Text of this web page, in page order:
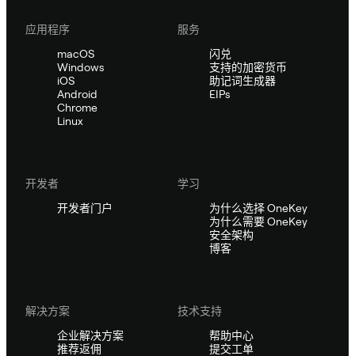
应用程序
macOS
Windows
iOS
Android
Chrome
Linux
服务
闪兑
支持的加密货币
助记词生成器
EIPs
开发者
开发者门户
学习
为什么选择 OneKey
为什么需要 OneKey
安全架构
博客
解决方案
企业解决方案
推荐返佣
技术支持
帮助中心
提交工单